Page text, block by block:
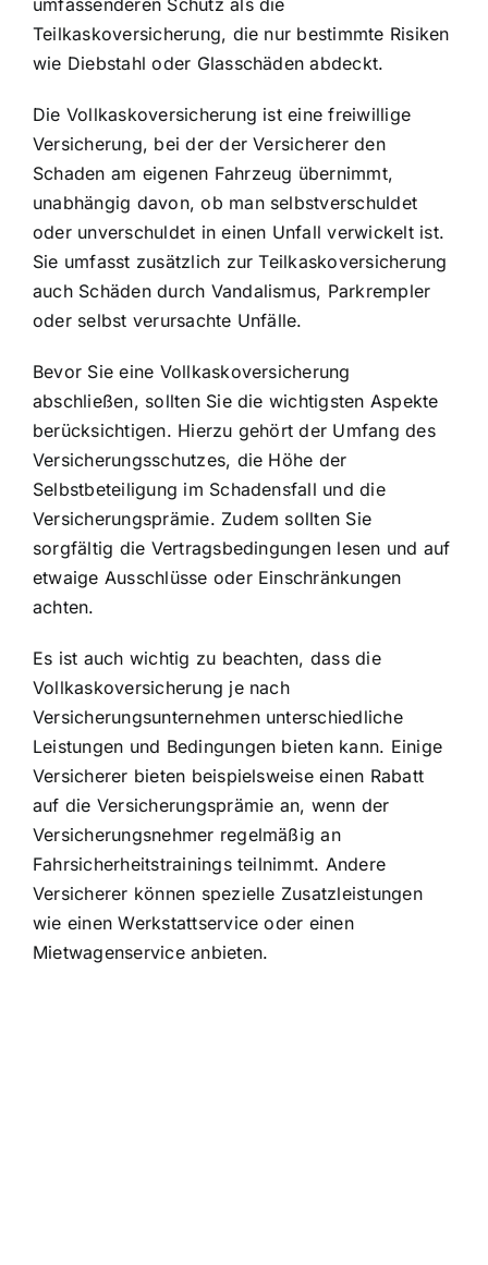
Teilkaskoversicherung, die nur bestimmte Risiken
wie Diebstahl oder Glasschäden abdeckt.
Die Vollkaskoversicherung ist eine freiwillige
Versicherung, bei der der Versicherer den
Schaden am eigenen Fahrzeug übernimmt,
unabhängig davon, ob man selbstverschuldet
oder unverschuldet in einen Unfall verwickelt ist.
Sie umfasst zusätzlich zur Teilkaskoversicherung
auch Schäden durch Vandalismus, Parkrempler
oder selbst verursachte Unfälle.
Bevor Sie eine Vollkaskoversicherung
abschließen, sollten Sie die wichtigsten Aspekte
berücksichtigen. Hierzu gehört der Umfang des
Versicherungsschutzes, die Höhe der
Selbstbeteiligung im Schadensfall und die
Versicherungsprämie. Zudem sollten Sie
sorgfältig die Vertragsbedingungen lesen und auf
etwaige Ausschlüsse oder Einschränkungen
achten.
Es ist auch wichtig zu beachten, dass die
Vollkaskoversicherung je nach
Versicherungsunternehmen unterschiedliche
Leistungen und Bedingungen bieten kann. Einige
Versicherer bieten beispielsweise einen Rabatt
auf die Versicherungsprämie an, wenn der
Versicherungsnehmer regelmäßig an
Fahrsicherheitstrainings teilnimmt. Andere
Versicherer können spezielle Zusatzleistungen
wie einen Werkstattservice oder einen
Mietwagenservice anbieten.